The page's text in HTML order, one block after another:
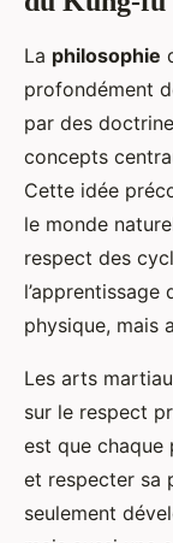
La philosophie
profondément
par des
concepts
Cette idée
le monde
respect des
l’apprentissage
physique, mais
Les arts
sur le respect
est que
et respecter sa
seulement